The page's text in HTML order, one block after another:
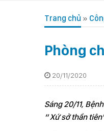
Trang chủ »
Phòng
20/11/2020
Sáng 20/11,
“ Xứ sở thần